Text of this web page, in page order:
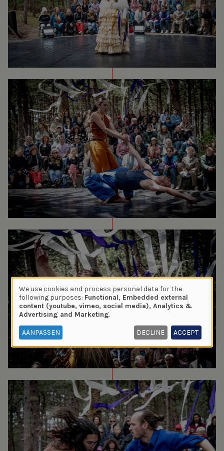
Use
of
personal
data
and
cookies
We use cookies and process personal data for the
following purposes: Functional, Embedded external
content (youtube, vimeo, social media), Analytics &
Advertising and Marketing.
AANPASSEN DECLINE ACCEPT